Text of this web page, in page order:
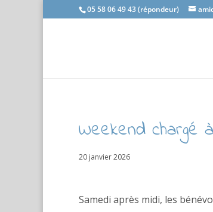
05 58 06 49 43 (répondeur)
Weekend chargé
20 janvier 2026
Samedi après midi, les